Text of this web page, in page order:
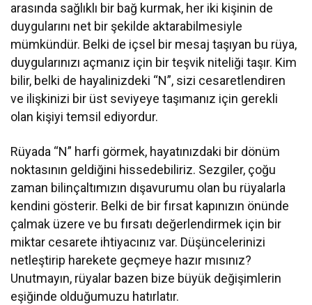
arasında sağlıklı bir bağ kurmak, her iki kişinin de
duygularını net bir şekilde aktarabilmesiyle
mümkündür. Belki de içsel bir mesaj taşıyan bu rüya,
duygularınızı açmanız için bir teşvik niteliği taşır. Kim
bilir, belki de hayalinizdeki “N”, sizi cesaretlendiren
ve ilişkinizi bir üst seviyeye taşımanız için gerekli
olan kişiyi temsil ediyordur.
Rüyada “N” harfi görmek, hayatınızdaki bir dönüm
noktasının geldiğini hissedebiliriz. Sezgiler, çoğu
zaman bilinçaltımızın dışavurumu olan bu rüyalarla
kendini gösterir. Belki de bir fırsat kapınızın önünde
çalmak üzere ve bu fırsatı değerlendirmek için bir
miktar cesarete ihtiyacınız var. Düşüncelerinizi
netleştirip harekete geçmeye hazır mısınız?
Unutmayın, rüyalar bazen bize büyük değişimlerin
eşiğinde olduğumuzu hatırlatır.